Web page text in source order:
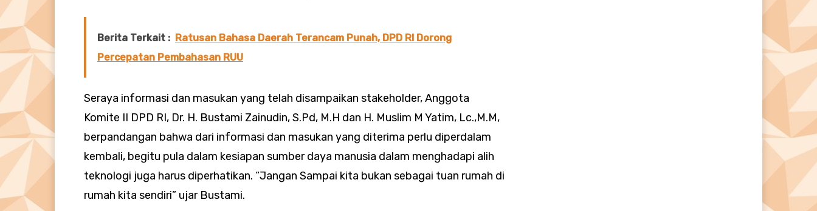
Berita Terkait : Ratusan Bahasa Daerah Terancam Punah, DPD RI Dorong
Percepatan Pembahasan RUU
Seraya informasi dan masukan yang telah disampaikan stakeholder, Anggota
Komite II DPD RI, Dr. H. Bustami Zainudin, S.Pd, M.H dan H. Muslim M Yatim, Lc.,M.M,
berpandangan bahwa dari informasi dan masukan yang diterima perlu diperdalam
kembali, begitu pula dalam kesiapan sumber daya manusia dalam menghadapi alih
teknologi juga harus diperhatikan. “Jangan Sampai kita bukan sebagai tuan rumah di
rumah kita sendiri” ujar Bustami.